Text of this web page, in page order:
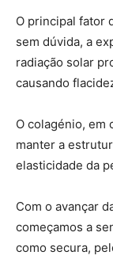
O principal fator
sem dúvida, a
radiação solar
causando
O colagénio, em
manter a
elasticidade da
Com o avançar
começamos a
como secura,